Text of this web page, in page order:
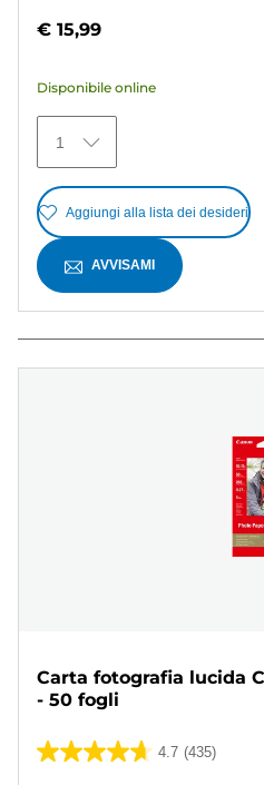
5
30
recensioni
€ 15,99
Disponibile online
1
Aggiungi alla lista dei desideri
AVVISAMI
Carta fotografia lucida
- 50 fogli
4.7 (435)
4.7